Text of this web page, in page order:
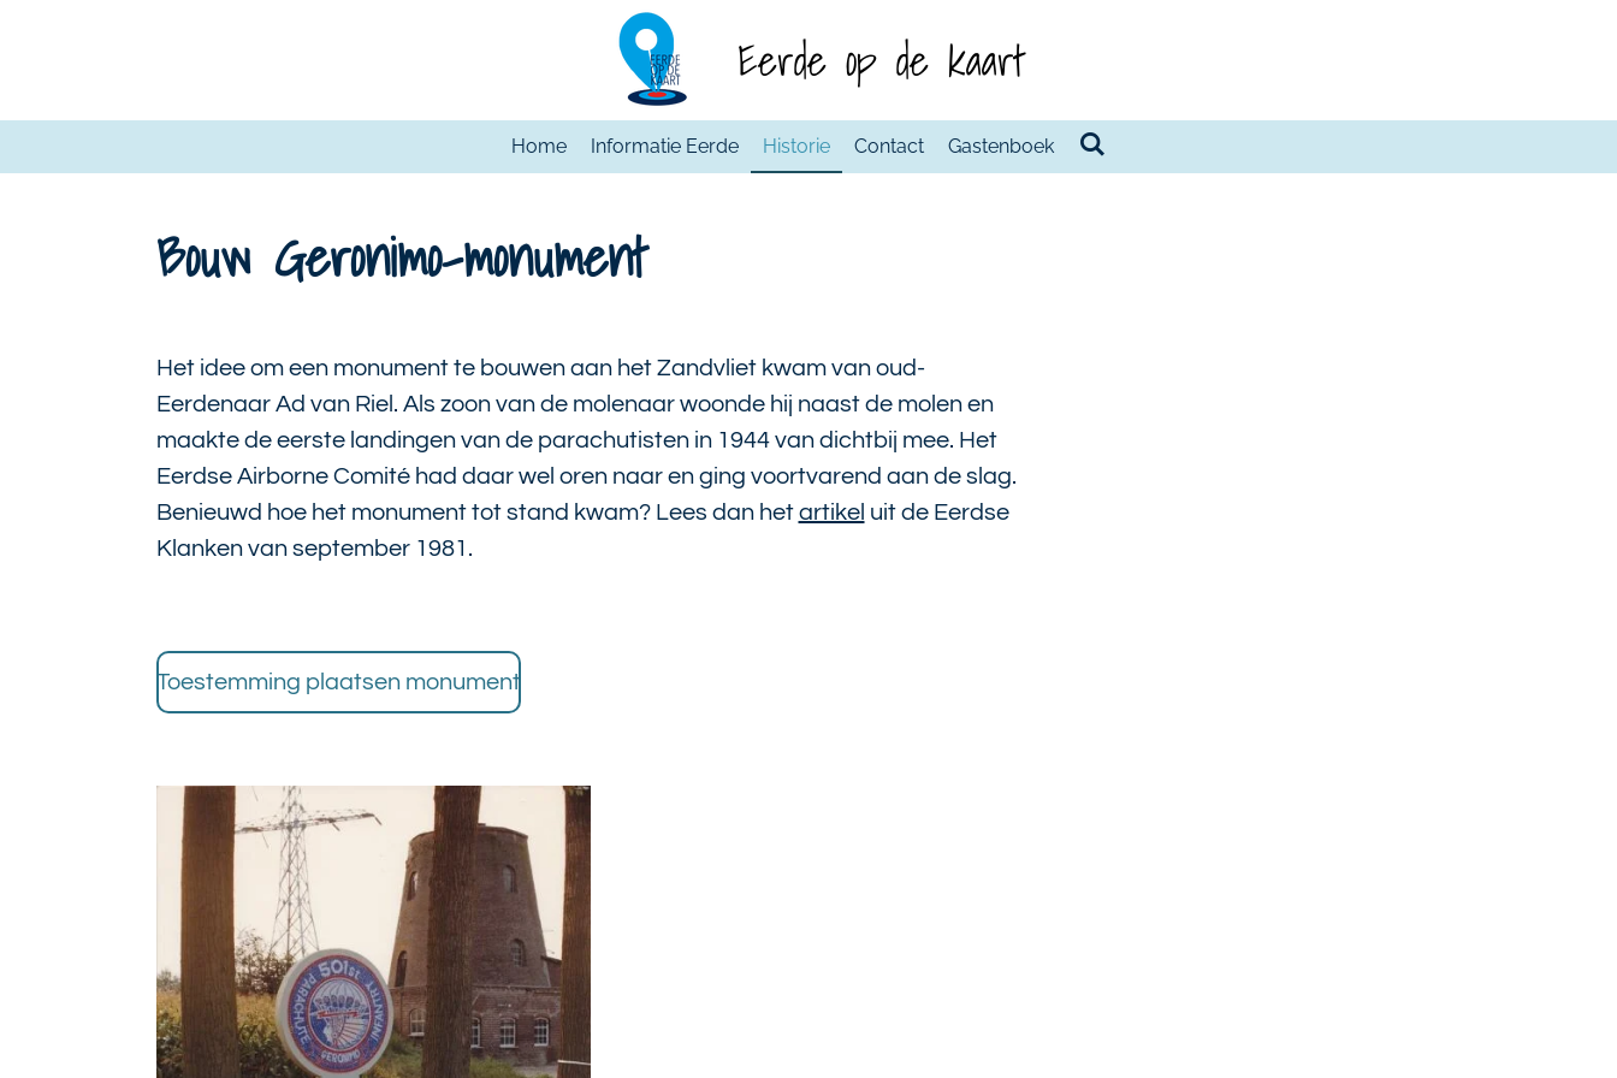
hoofdinhoud
Eerde op de kaart
Home Informatie Eerde Historie Contact Gastenboek
Bouw Geronimo-monument
Het idee om een monument te bouwen aan het Zandvliet kwam van oud-
Eerdenaar Ad van Riel. Als zoon van de molenaar woonde hij naast de molen en
maakte de eerste landingen van de parachutisten in 1944 van dichtbij mee. Het
Eerdse Airborne Comité had daar wel oren naar en ging voortvarend aan de slag.
Benieuwd hoe het monument tot stand kwam? Lees dan het artikel uit de Eerdse
Klanken van september 1981.
Toestemming plaatsen monument